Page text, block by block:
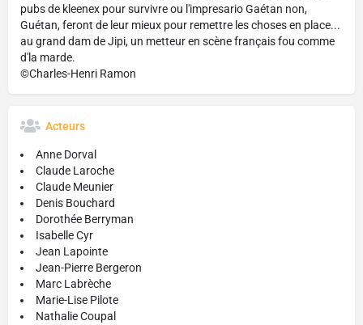
pubs de kleenex pour survivre ou l'impresario Gaétan non,
Guétan, feront de leur mieux pour remettre les choses en place...
au grand dam de Jipi, un metteur en scène français fou comme
d'la marde.
©Charles-Henri Ramon
Acteurs
Anne Dorval
Claude Laroche
Claude Meunier
Denis Bouchard
Dorothée Berryman
Isabelle Cyr
Jean Lapointe
Jean-Pierre Bergeron
Marc Labrèche
Marie-Lise Pilote
Nathalie Coupal